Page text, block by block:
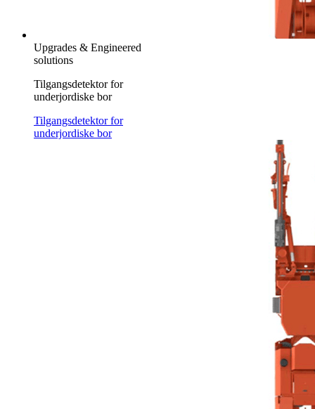
Upgrades & Engineered
solutions
Tilgangsdetektor for
underjordiske bor
Tilgangsdetektor for
underjordiske bor